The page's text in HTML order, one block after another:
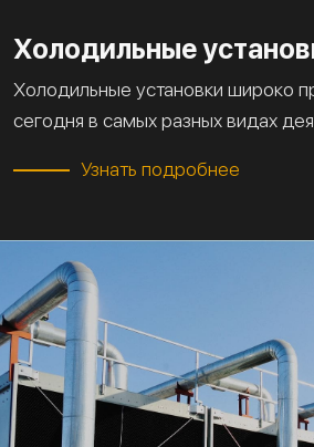
Холодильные
Холодильные установки широко
сегодня в самых разных видах
Узнать подробнее